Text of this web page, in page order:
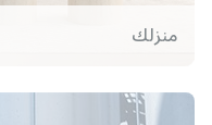
منزلك